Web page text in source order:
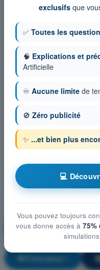
Cellule et Systèmes,
équipements de
S'entraîner ! 🔒
exclusifsque
✅ Toutes les
🧠 Explications et
Artificielle
♾️ Aucune limite de
🚫 Zéro publicité
✨ ...et bien plus
💻
Vous pouvez toujours
vous donne accès à 75%